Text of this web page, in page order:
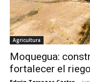
Agricultura
Moquegua:
fortalecer el